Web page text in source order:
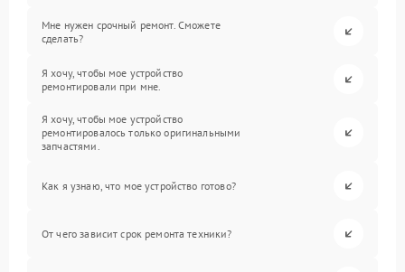
Мне нужен срочный ремонт. Сможете
сделать?
Я хочу, чтобы мое устройство
ремонтировали при мне.
Я хочу, чтобы мое устройство
ремонтировалось только оригинальными
запчастями.
Как я узнаю, что мое устройство готово?
От чего зависит срок ремонта техники?